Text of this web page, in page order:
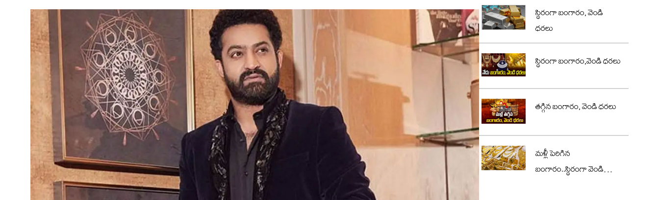
స్థిరంగా బంగారం, వెండి
ధరలు
స్థిరంగా బంగారం,వెండి ధరలు
తగ్గిన బంగారం, వెండి ధరలు
మళ్లీ పెరిగిన
బంగారం..స్థిరంగా వెండి